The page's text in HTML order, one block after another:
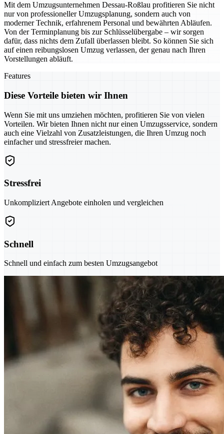
Mit dem Umzugsunternehmen Dessau-Roßlau profitieren Sie nicht
nur von professioneller Umzugsplanung, sondern auch von
moderner Technik, erfahrenem Personal und bewährten Abläufen.
Von der Terminplanung bis zur Schlüsselübergabe – wir sorgen
dafür, dass nichts dem Zufall überlassen bleibt. So können Sie sich
auf einen reibungslosen Umzug verlassen, der genau nach Ihren
Vorstellungen abläuft.
Features
Diese Vorteile bieten wir Ihnen
Wenn Sie mit uns umziehen möchten, profitieren Sie von vielen
Vorteilen. Wir bieten Ihnen nicht nur einen Umzugsservice, sondern
auch eine Vielzahl von Zusatzleistungen, die Ihren Umzug noch
einfacher und stressfreier machen.
Stressfrei
Unkompliziert Angebote einholen und vergleichen
Schnell
Schnell und einfach zum besten Umzugsangebot